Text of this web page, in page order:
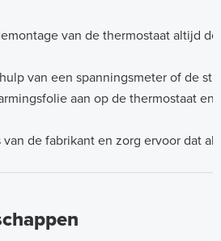
van de thermostaat altijd
van een spanningsmeter of de
aan op de thermostaat
de fabrikant en zorg ervoor dat